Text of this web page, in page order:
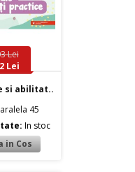
Lei
Lei
si abilitat..
45
In stoc